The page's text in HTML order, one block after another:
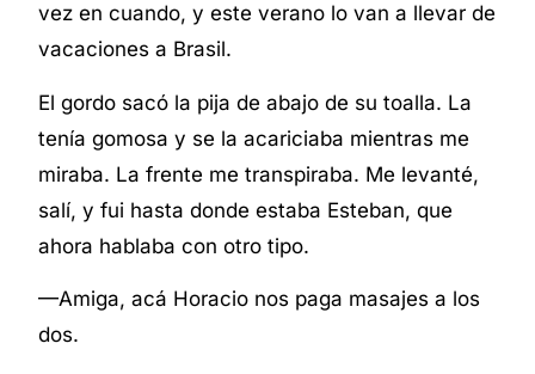
vez en cuando, y este verano lo van a llevar de
vacaciones a Brasil.
El gordo sacó la pija de abajo de su toalla. La
tenía gomosa y se la acariciaba mientras me
miraba. La frente me transpiraba. Me levanté,
salí, y fui hasta donde estaba Esteban, que
ahora hablaba con otro tipo.
—Amiga, acá Horacio nos paga masajes a los
dos.